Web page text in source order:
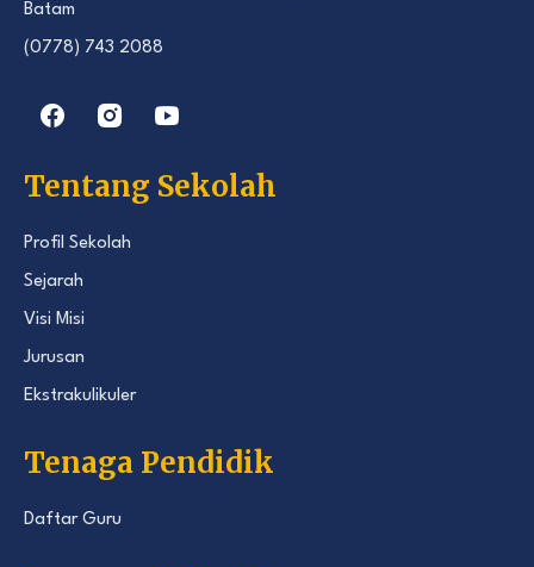
Batam
(0778) 743 2088
Tentang Sekolah
Profil Sekolah
Sejarah
Visi Misi
Jurusan
Ekstrakulikuler
Tenaga Pendidik
Daftar Guru